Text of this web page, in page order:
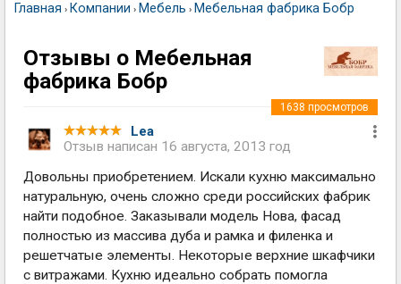
Главная › Компании › Мебель › Мебельная фабрика Бобр
Отзывы о Мебельная
фабрика Бобр
Lea
Отзыв написан 16 августа, 2013 год
1638 просмотров
Довольны приобретением. Искали кухню максимально
натуральную, очень сложно среди российских фабрик
найти подобное. Заказывали модель Нова, фасад
полностью из массива дуба и рамка и филенка и
решетчатые элементы. Некоторые верхние шкафчики
с витражами. Кухню идеально собрать помогла